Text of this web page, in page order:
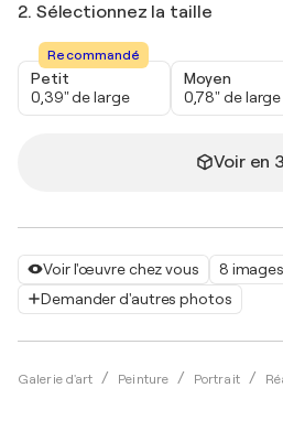
Voir l'œuvre chez vous
8 images
Demander d'autres photos
Galerie d'art Peinture Portrait
2. Sélectionnez la taille
Recommandé
Petit
0,39" de large
Moyen
0,78" de large
Voir en